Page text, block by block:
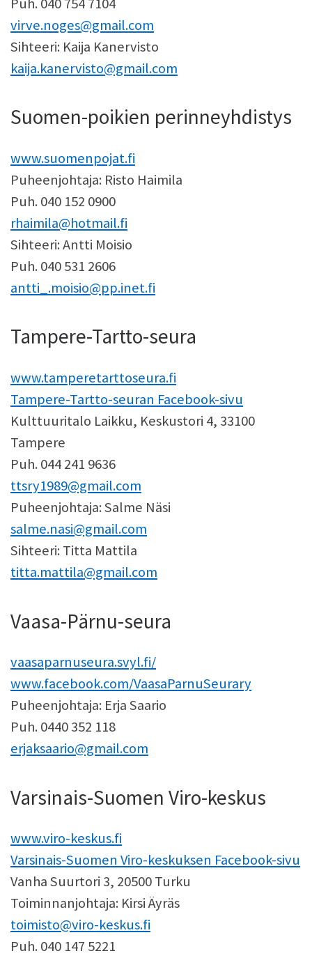
virve.noges@gmail.com
Sihteeri: Kaija Kanervisto
kaija.kanervisto@gmail.com
Suomen-poikien perinneyhdistys
www.suomenpojat.fi
Puheenjohtaja: Risto Haimila
Puh. 040 152 0900
rhaimila@hotmail.fi
Sihteeri: Antti Moisio
Puh. 040 531 2606
antti_.moisio@pp.inet.fi
Tampere-Tartto-seura
www.tamperetarttoseura.fi
Tampere-Tartto-seuran Facebook-sivu
Kulttuuritalo Laikku, Keskustori 4, 33100
Tampere
Puh. 044 241 9636
ttsry1989@gmail.com
Puheenjohtaja: Salme Näsi
salme.nasi@gmail.com
Sihteeri: Titta Mattila
titta.mattila@gmail.com
Vaasa-Pärnu-seura
vaasaparnuseura.svyl.fi/
www.facebook.com/VaasaParnuSeurary
Puheenjohtaja: Erja Saario
Puh. 0440 352 118
erjaksaario@gmail.com
Varsinais-Suomen Viro-keskus
www.viro-keskus.fi
Varsinais-Suomen Viro-keskuksen Facebook-sivu
Vanha Suurtori 3, 20500 Turku
Toiminnanjohtaja: Kirsi Äyräs
toimisto@viro-keskus.fi
Puh. 040 147 5221